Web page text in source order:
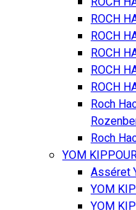
ROCH
ROCH
ROCH
ROCH
ROCH
Roch
Roch
YOM
Asséret
YOM